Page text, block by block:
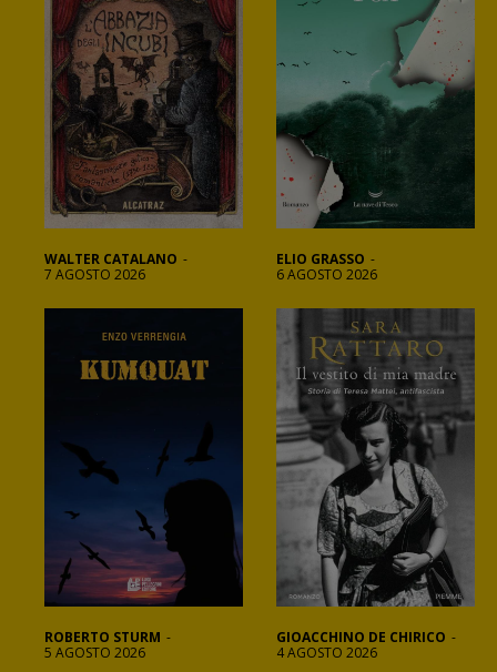
WALTER CATALANO -
7 AGOSTO 2026
ELIO GRASSO -
6 AGOSTO 2026
ROBERTO STURM -
5 AGOSTO 2026
GIOACCHINO DE CHIRICO -
4 AGOSTO 2026